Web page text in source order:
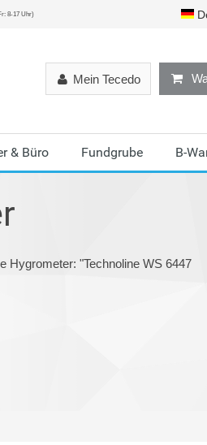
8-17 Uhr)
Mein Tecedo
& Büro Fundgrube B-
Hygrometer: "Technoline WS 6447